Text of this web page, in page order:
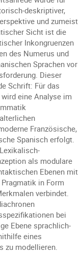
deskriptiver,
und zumeist
Sicht ist die
Inkongruenzen
des Numerus und
Sprachen vor
Dieser
Schrift: Für das
eine Analyse im
Französische,
Spanisch erfolgt.
als modulare
Ebenen mit
in Form
verbindet.
bei
Ebene sprachlich-
eines
zu modellieren.